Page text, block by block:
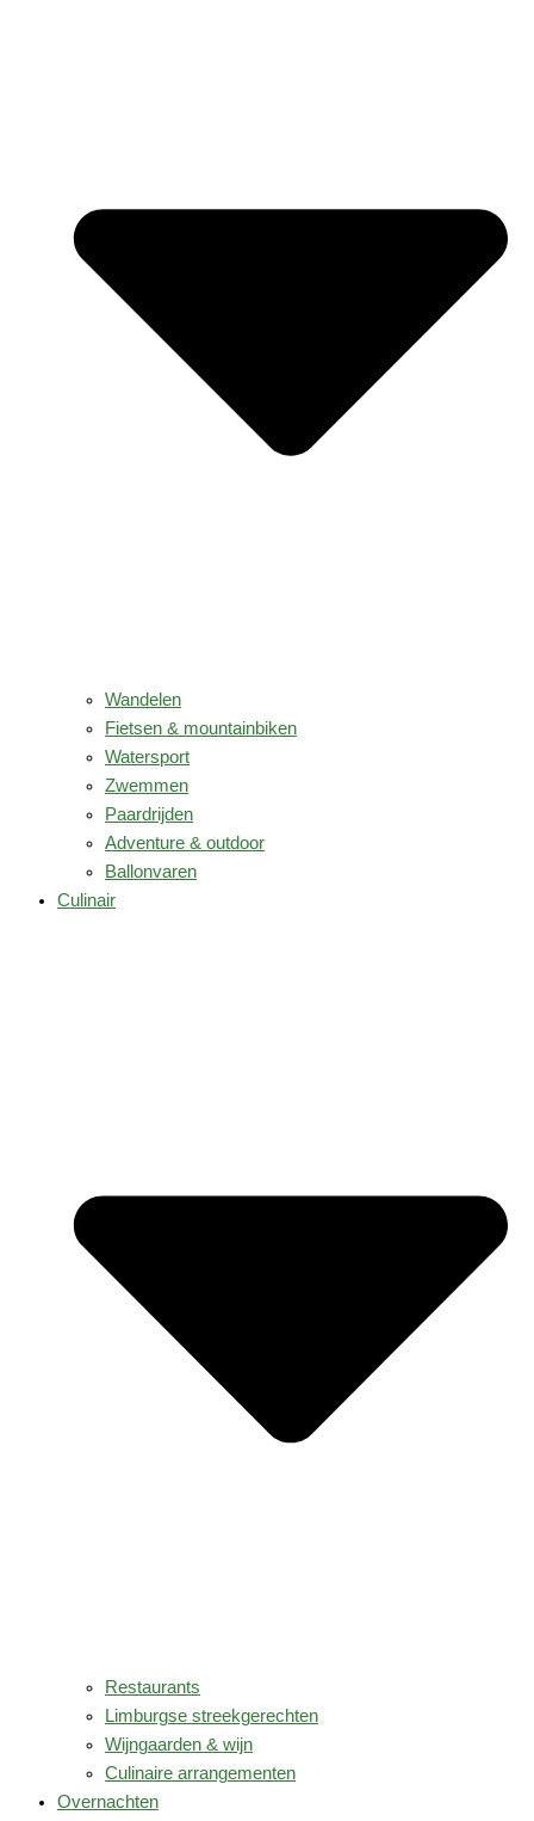
Wandelen
Fietsen & mountainbiken
Watersport
Zwemmen
Paardrijden
Adventure & outdoor
Ballonvaren
Culinair
Restaurants
Limburgse streekgerechten
Wijngaarden & wijn
Culinaire arrangementen
Overnachten